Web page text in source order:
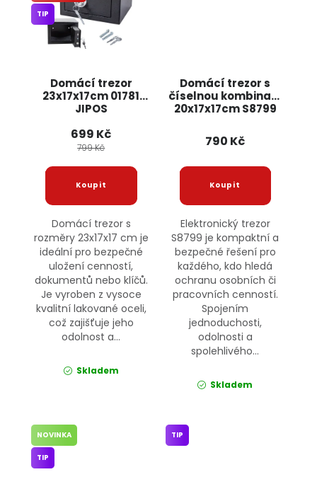
Domácí trezor
23x17x17cm 01781
JIPOS
TIP
699 Kč
799 Kč
Domácí trezor s
rozměry 23x17x17 cm je
ideální pro bezpečné
uložení cenností,
dokumentů nebo klíčů.
Je vyroben z vysoce
kvalitní lakované oceli,
což zajišťuje jeho
odolnost a...
Skladem
Domácí trezor s
číselnou kombinací
20x17x17cm S8799
790 Kč
Elektronický trezor
S8799 je kompaktní a
bezpečné řešení pro
každého, kdo hledá
ochranu osobních či
pracovních cenností.
Spojením
jednoduchosti,
odolnosti a
spolehlivého...
Skladem
NOVINKA
TIP
TIP